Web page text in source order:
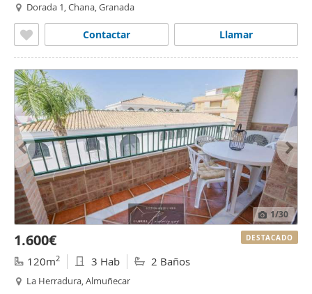
Dorada 1, Chana, Granada
Llamar
Contactar
1/30
1.600€
120m2 3 Hab 2 Baños
La Herradura, Almuñecar
DESTACADO